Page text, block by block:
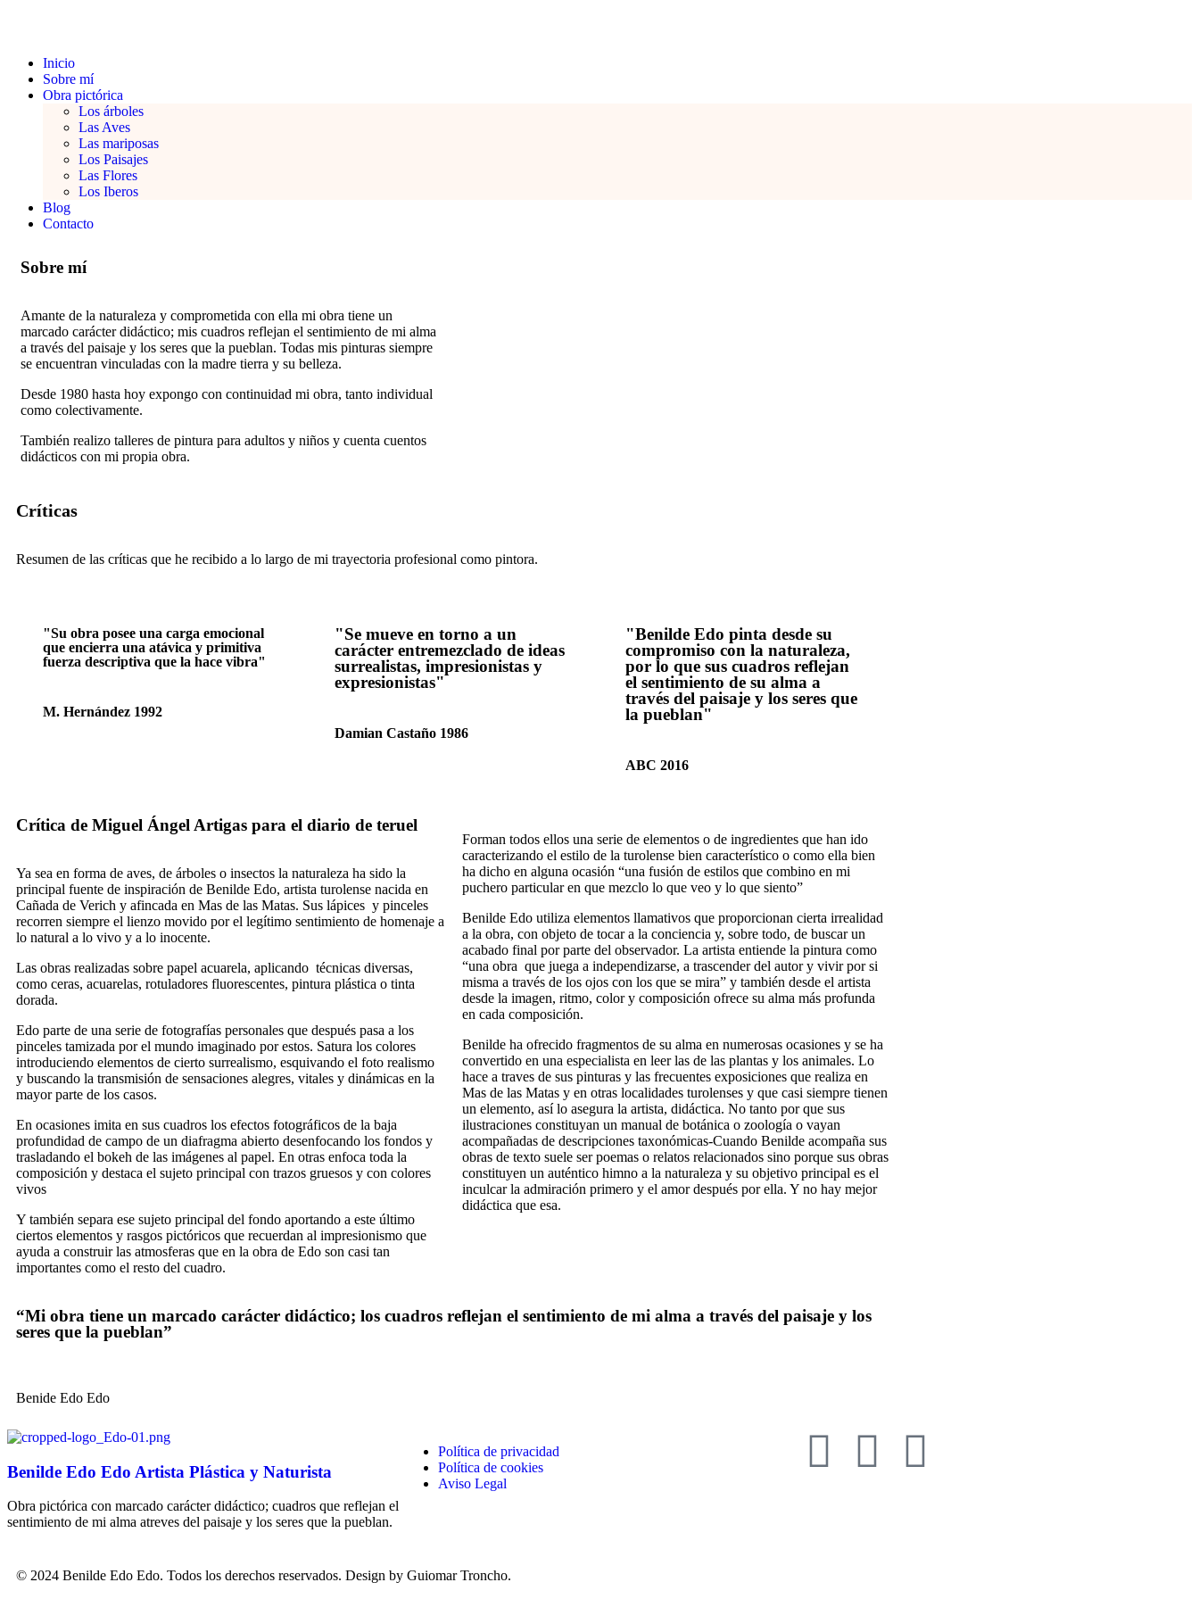
Inicio
Sobre mí
Obra pictórica
Los árboles
Las Aves
Las mariposas
Los Paisajes
Las Flores
Los Iberos
Blog
Contacto
Sobre mí
Amante de la naturaleza y comprometida con ella mi obra tiene un
marcado carácter didáctico; mis cuadros reflejan el sentimiento de mi alma
a través del paisaje y los seres que la pueblan. Todas mis pinturas siempre
se encuentran vinculadas con la madre tierra y su belleza.
Desde 1980 hasta hoy expongo con continuidad mi obra, tanto individual
como colectivamente.
También realizo talleres de pintura para adultos y niños y cuenta cuentos
didácticos con mi propia obra.
Críticas
Resumen de las críticas que he recibido a lo largo de mi trayectoria profesional como pintora.
"Su obra posee una carga emocional
que encierra una atávica y primitiva
fuerza descriptiva que la hace vibra"
M. Hernández 1992
"Se mueve en torno a un
carácter entremezclado de ideas
surrealistas, impresionistas y
expresionistas"
Damian Castaño 1986
"Benilde Edo pinta desde su
compromiso con la naturaleza,
por lo que sus cuadros reflejan
el sentimiento de su alma a
través del paisaje y los seres que
la pueblan"
ABC 2016
Crítica de Miguel Ángel Artigas para el diario de teruel
Ya sea en forma de aves, de árboles o insectos la naturaleza ha sido la
principal fuente de inspiración de Benilde Edo, artista turolense nacida en
Cañada de Verich y afincada en Mas de las Matas. Sus lápices y pinceles
recorren siempre el lienzo movido por el legítimo sentimiento de homenaje a
lo natural a lo vivo y a lo inocente.
Las obras realizadas sobre papel acuarela, aplicando técnicas diversas,
como ceras, acuarelas, rotuladores fluorescentes, pintura plástica o tinta
dorada.
Edo parte de una serie de fotografías personales que después pasa a los
pinceles tamizada por el mundo imaginado por estos. Satura los colores
introduciendo elementos de cierto surrealismo, esquivando el foto realismo
y buscando la transmisión de sensaciones alegres, vitales y dinámicas en la
mayor parte de los casos.
En ocasiones imita en sus cuadros los efectos fotográficos de la baja
profundidad de campo de un diafragma abierto desenfocando los fondos y
trasladando el bokeh de las imágenes al papel. En otras enfoca toda la
composición y destaca el sujeto principal con trazos gruesos y con colores
vivos
Y también separa ese sujeto principal del fondo aportando a este último
ciertos elementos y rasgos pictóricos que recuerdan al impresionismo que
ayuda a construir las atmosferas que en la obra de Edo son casi tan
importantes como el resto del cuadro.
Forman todos ellos una serie de elementos o de ingredientes que han ido
caracterizando el estilo de la turolense bien característico o como ella bien
ha dicho en alguna ocasión “una fusión de estilos que combino en mi
puchero particular en que mezclo lo que veo y lo que siento”
Benilde Edo utiliza elementos llamativos que proporcionan cierta irrealidad
a la obra, con objeto de tocar a la conciencia y, sobre todo, de buscar un
acabado final por parte del observador. La artista entiende la pintura como
“una obra que juega a independizarse, a trascender del autor y vivir por si
misma a través de los ojos con los que se mira” y también desde el artista
desde la imagen, ritmo, color y composición ofrece su alma más profunda
en cada composición.
Benilde ha ofrecido fragmentos de su alma en numerosas ocasiones y se ha
convertido en una especialista en leer las de las plantas y los animales. Lo
hace a traves de sus pinturas y las frecuentes exposiciones que realiza en
Mas de las Matas y en otras localidades turolenses y que casi siempre tienen
un elemento, así lo asegura la artista, didáctica. No tanto por que sus
ilustraciones constituyan un manual de botánica o zoología o vayan
acompañadas de descripciones taxonómicas-Cuando Benilde acompaña sus
obras de texto suele ser poemas o relatos relacionados sino porque sus obras
constituyen un auténtico himno a la naturaleza y su objetivo principal es el
inculcar la admiración primero y el amor después por ella. Y no hay mejor
didáctica que esa.
“Mi obra tiene un marcado carácter didáctico; los cuadros reflejan el sentimiento de mi alma a través del paisaje y los
seres que la pueblan”
Benide Edo Edo
Benilde Edo Edo Artista Plástica y Naturista
Obra pictórica con marcado carácter didáctico; cuadros que reflejan el
sentimiento de mi alma atreves del paisaje y los seres que la pueblan.
Política de privacidad
Política de cookies
Aviso Legal
© 2024 Benilde Edo Edo. Todos los derechos reservados. Design by Guiomar Troncho.